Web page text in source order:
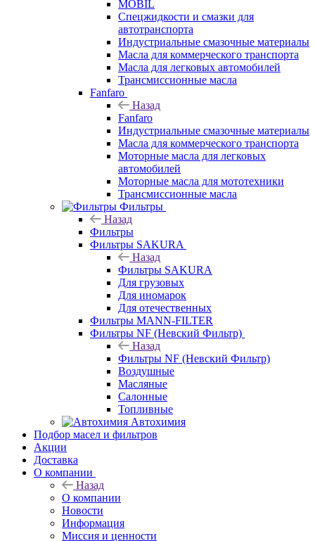
MOBIL
Cпецжидкости и смазки для
автотранспорта
Индустриальные смазочные материалы
Масла для коммерческого транспорта
Масла для легковых автомобилей
Трансмиссионные масла
Fanfaro
Назад
Fanfaro
Индустриальные смазочные материалы
Масла для коммерческого транспорта
Моторные масла для легковых
автомобилей
Моторные масла для мототехники
Трансмиссионные масла
Фильтры
Назад
Фильтры
Фильтры SAKURA
Назад
Фильтры SAKURA
Для грузовых
Для иномарок
Для отечественных
Фильтры MANN-FILTER
Фильтры NF (Невский Фильтр)
Назад
Фильтры NF (Невский Фильтр)
Воздушные
Масляные
Салонные
Топливные
Автохимия
Подбор масел и фильтров
Акции
Доставка
О компании
Назад
О компании
Новости
Информация
Миссия и ценности